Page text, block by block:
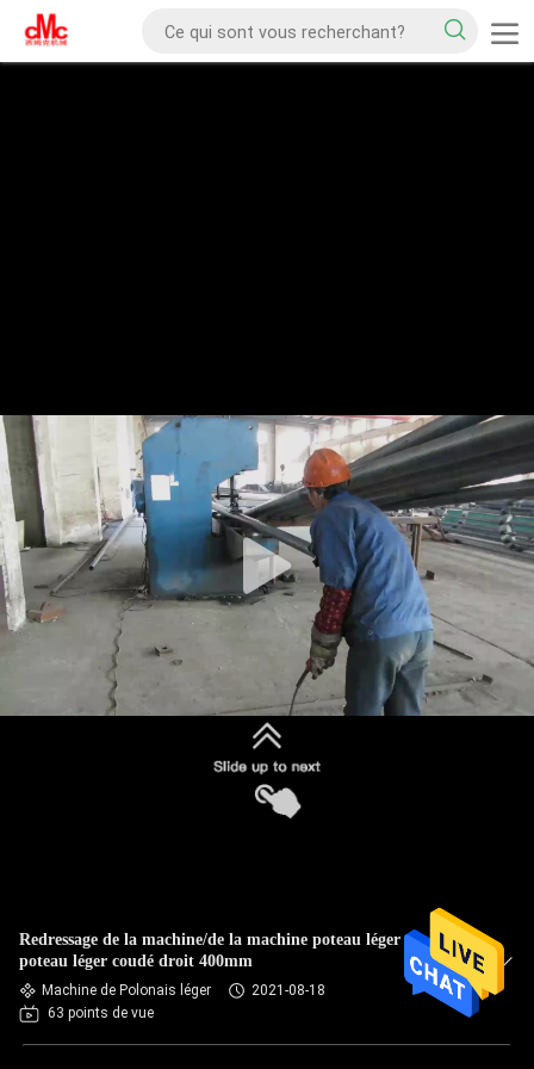
Redressage de la machine/de la machine poteau léger au
poteau léger coudé droit 400mm
Machine de Polonais léger
2021-08-18
63 points de vue